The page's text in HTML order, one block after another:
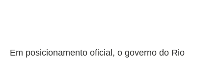
Em posicionamento oficial, o governo do Rio